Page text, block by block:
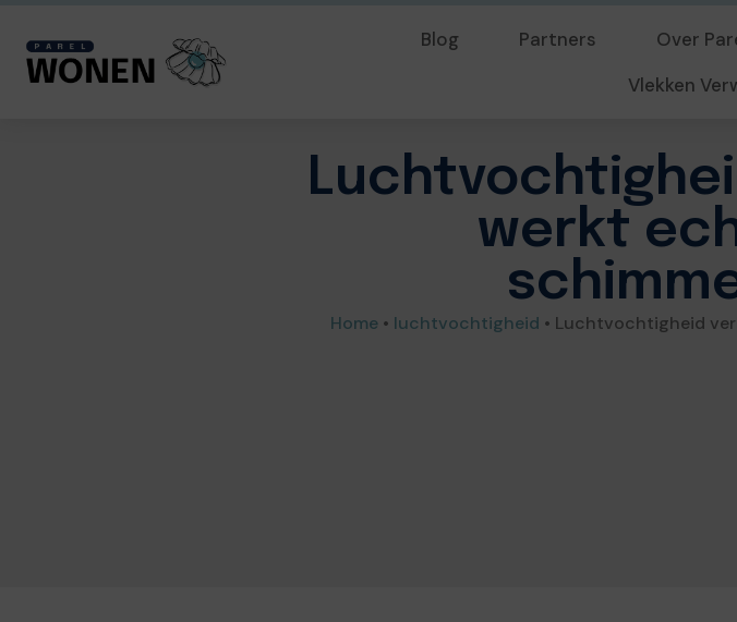
Blog Partners Over
Vlekken
werkt
Home• luchtvochtigheid • Luchtvochtigheid